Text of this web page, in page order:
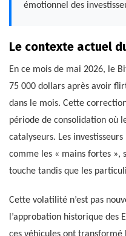
émotionnel des
Le contexte actuel
En ce mois de mai 2026, le
75 000 dollars après avoir
dans le mois. Cette
période de consolidation où
catalyseurs. Les
comme les « mains fortes »,
touche tandis que les
Cette volatilité n’est pas
l’approbation historique des